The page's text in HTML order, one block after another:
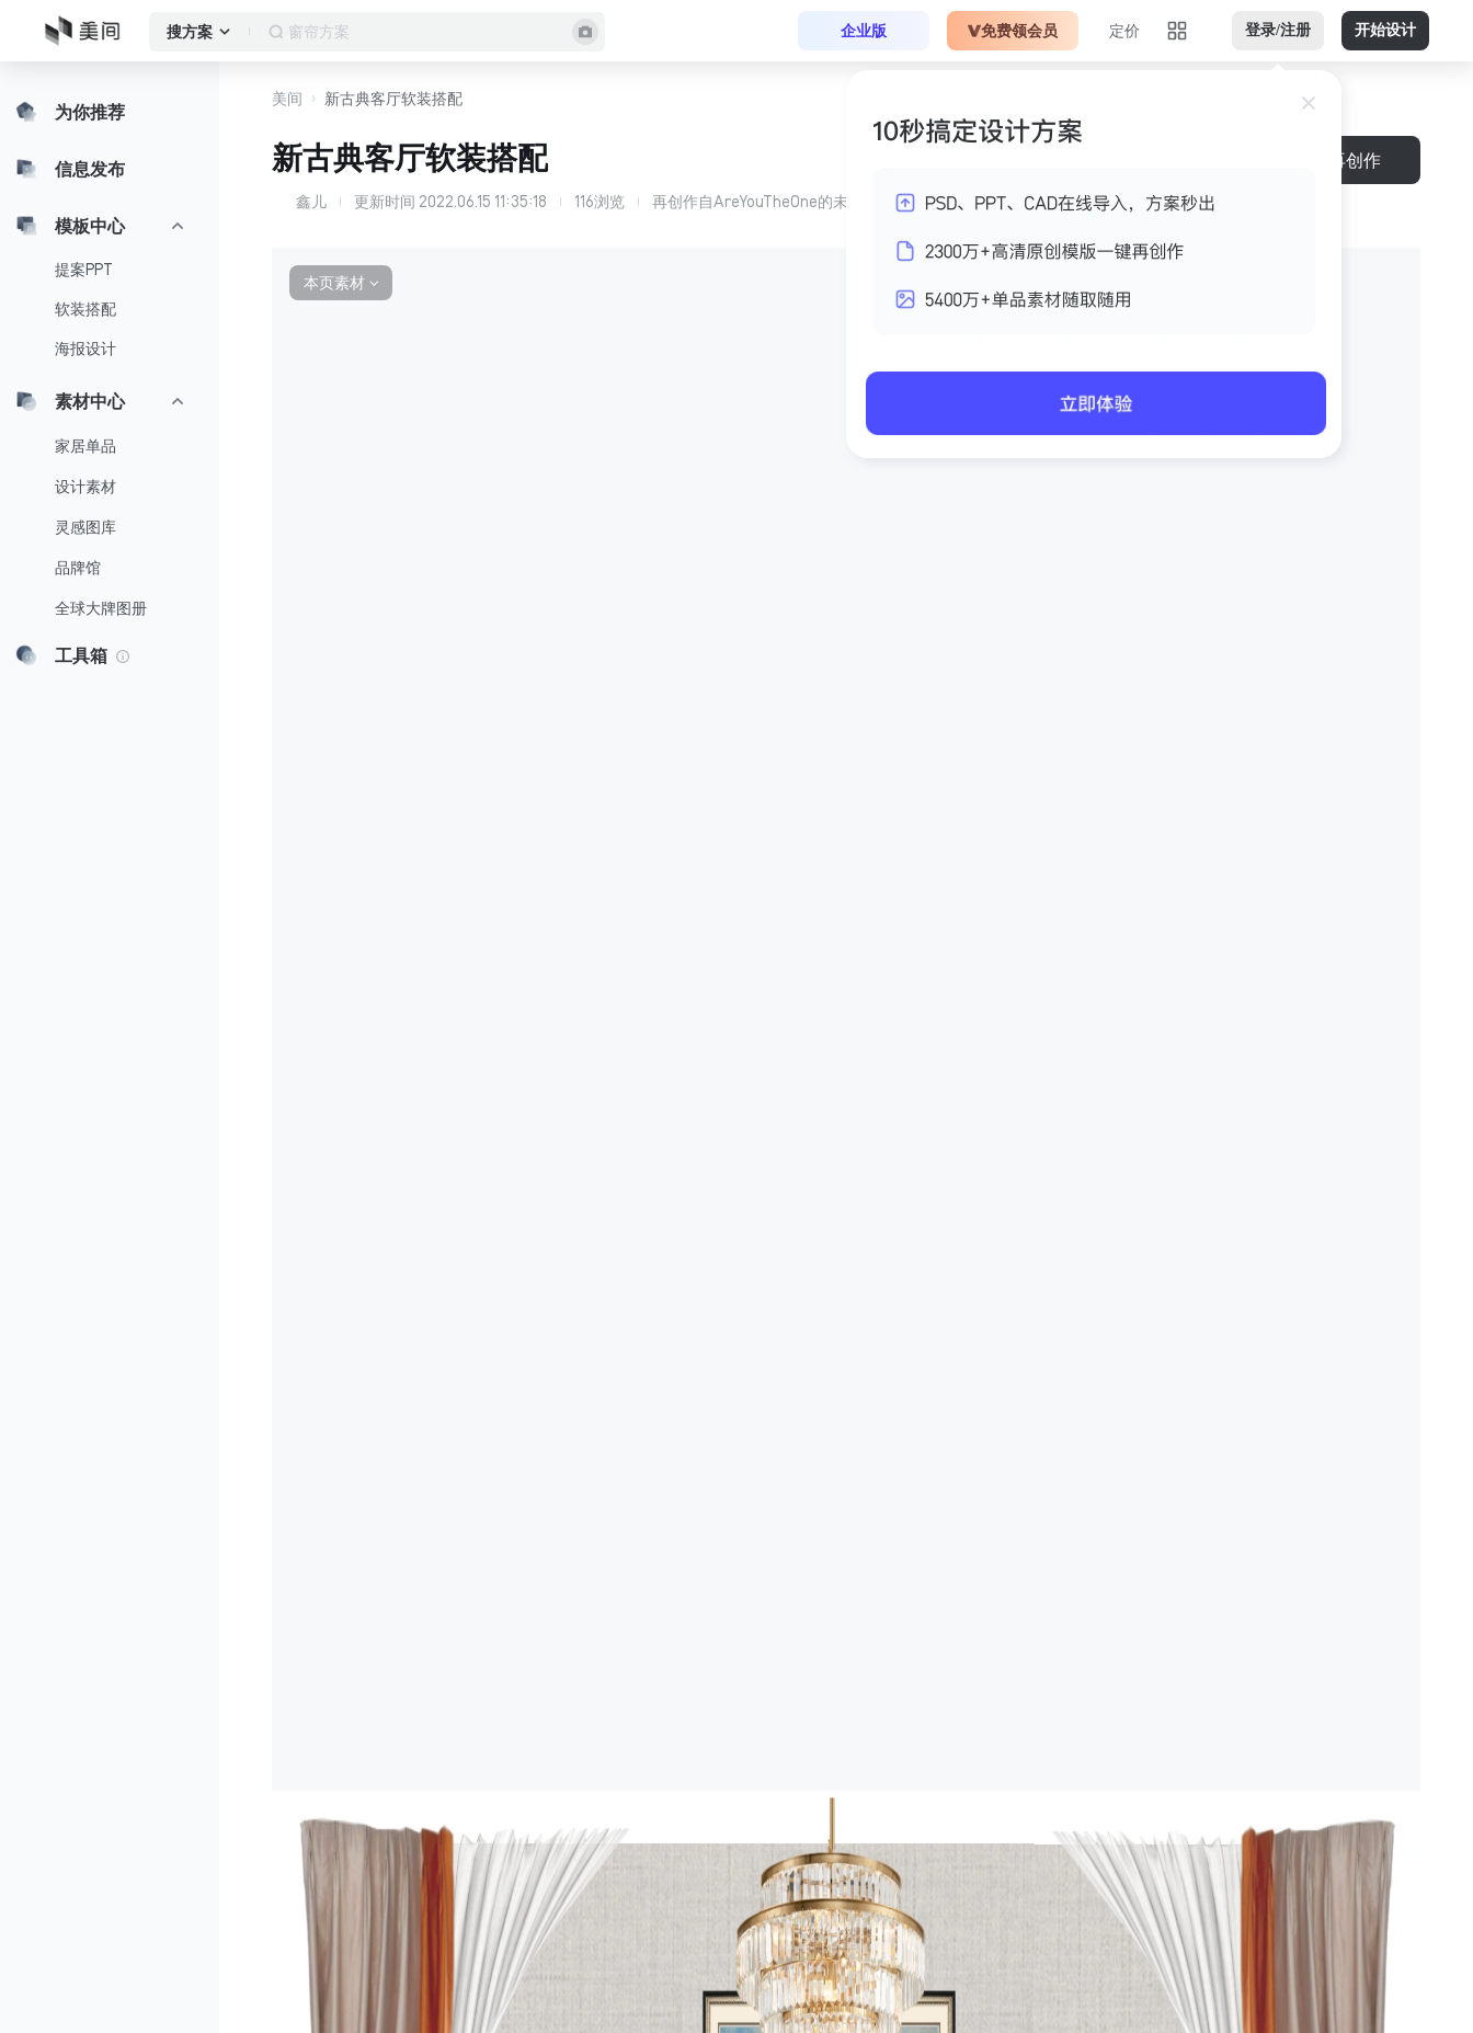
搜方案 客厅 企业版 免费领会员 定价 登录/注册 开始设计
为你推荐
信息发布
模板中心
提案PPT
软装搭配
海报设计
素材中心
家居单品
设计素材
灵感图库
品牌馆
全球大牌图册
工具箱
美间 新古典客厅软装搭配
新古典客厅软装搭配
鑫儿 更新时间 2022.06.15 11:35:18 116浏览 再创作自AreYouTheOne的未命名-再创作的副本的副本的副本的副本
再创作
本页素材 ∨